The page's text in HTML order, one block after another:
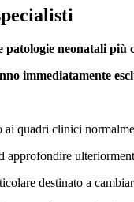
patologie neonatali più
immediatamente
quadri clinici
destinato a